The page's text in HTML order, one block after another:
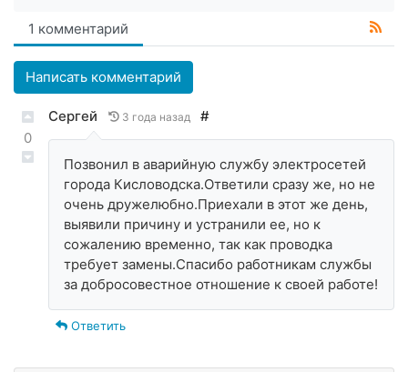
1 комментарий
Написать комментарий
0
Сергей 3 года назад #
Позвонил в аварийную службу электросетей
города Кисловодска.Ответили сразу же, но не
очень дружелюбно.Приехали в этот же день,
выявили причину и устранили ее, но к
сожалению временно, так как проводка
требует замены.Спасибо работникам службы
за добросовестное отношение к своей работе!
Ответить